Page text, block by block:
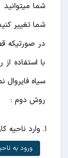
شما
شما تغییر
در صورتیکه
با استفاده
سیاه فایروال
روش دوم :
وارد ناحیه
ورود به